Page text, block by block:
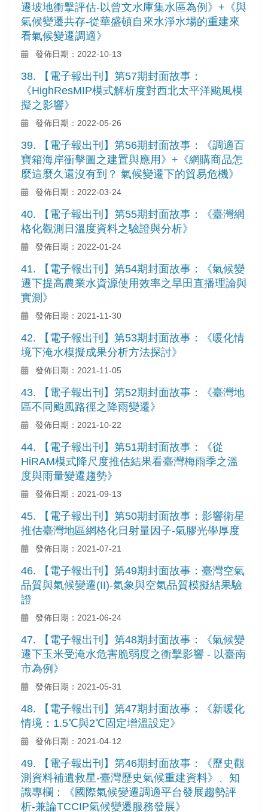
遷坡地衝擊評估-以曾文水庫集水區為例》+《與
氣候變遷共存-從華盛頓自來水淨水場的重建來
看氣候變遷調適》
發佈日期：2022-10-13
38. 【電子報出刊】第57期封面故事：
《HighResMIP模式解析度對西北太平洋颱風模
擬之影響》
發佈日期：2022-05-26
39. 【電子報出刊】第56期封面故事：《調適百
寶箱海岸衝擊圖之建置與應用》+《網購商品怎
麼這麼久還沒有到？ 氣候變遷下的貿易危機》
發佈日期：2022-03-24
40. 【電子報出刊】第55期封面故事：《臺灣網
格化觀測日溫度資料之驗證與分析》
發佈日期：2022-01-24
41. 【電子報出刊】第54期封面故事：《氣候變
遷下提高農業水資源使用效率之旱田直播理論與
實測》
發佈日期：2021-11-30
42. 【電子報出刊】第53期封面故事：《暖化情
境下淹水模擬成果分析方法探討》
發佈日期：2021-11-05
43. 【電子報出刊】第52期封面故事：《臺灣地
區不同颱風路徑之降雨變遷》
發佈日期：2021-10-22
44. 【電子報出刊】第51期封面故事：《從
HiRAM模式降尺度推估結果看臺灣梅雨季之溫
度與雨量變遷趨勢》
發佈日期：2021-09-13
45. 【電子報出刊】第50期封面故事：影響衛星
推估臺灣地區網格化日射量因子-氣膠光學厚度
發佈日期：2021-07-21
46. 【電子報出刊】第49期封面故事：臺灣空氣
品質與氣候變遷(II)-氣象與空氣品質模擬結果驗
證
發佈日期：2021-06-24
47. 【電子報出刊】第48期封面故事：《氣候變
遷下玉米受淹水危害脆弱度之衝擊影響 - 以臺南
市為例》
發佈日期：2021-05-31
48. 【電子報出刊】第47期封面故事：《新暖化
情境：1.5℃與2℃固定增溫設定》
發佈日期：2021-04-12
49. 【電子報出刊】第46期封面故事：《歷史觀
測資料補遺救星-臺灣歷史氣候重建資料》、知
識專欄：《國際氣候變遷調適平台發展趨勢評
析-兼論TCCIP氣候變遷服務發展》